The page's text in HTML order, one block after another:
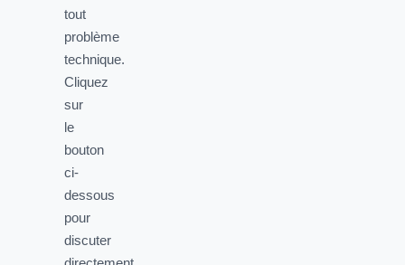
tout
problème
technique.
Cliquez
sur
le
bouton
ci-
dessous
pour
discuter